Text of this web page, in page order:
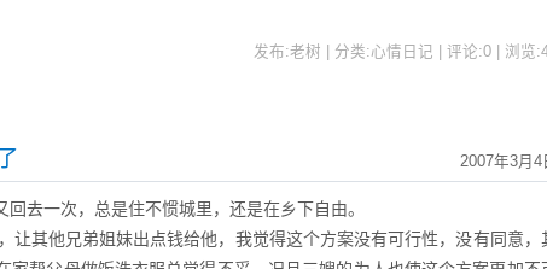
发布:老树 | 分类:心情日记 | 评论:0 | 浏览:
2007年3月4
去一次，总是住不惯城里，还是在乡下自由。
其他兄弟姐妹出点钱给他，我觉得这个方案没有可行性，没有同意，